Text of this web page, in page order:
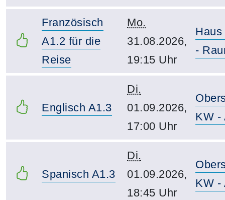
Französisch
A1.2 für die
Reise
Mo.
31.08.2026,
19:15 Uhr
-
Englisch A1.3
Di.
01.09.2026,
17:00 Uhr
KW -
Spanisch A1.3
Di.
01.09.2026,
18:45 Uhr
KW -